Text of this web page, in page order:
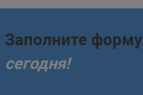
Заполните форму
сегодня!